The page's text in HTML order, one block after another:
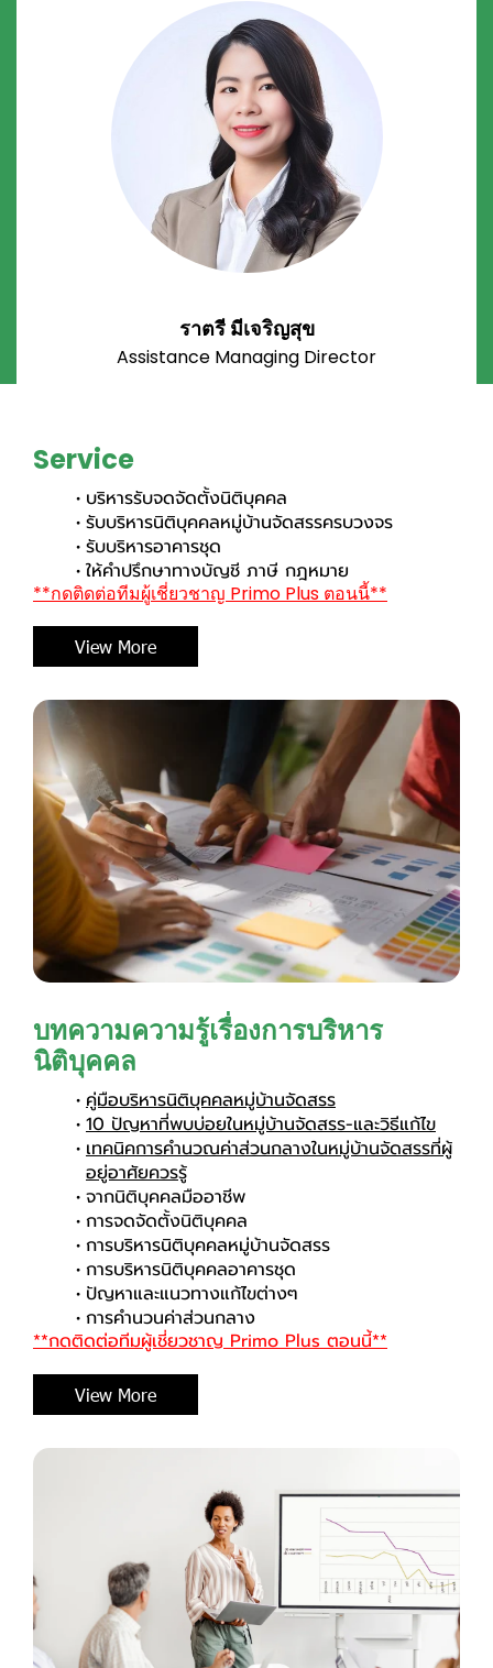
ราตรี มีเจริญสุข
Assistance Managing Director
Service
บริหารรับจดจัดตั้งนิติบุคคล
รับบริหารนิติบุคคลหมู่บ้านจัดสรรครบวงจร
รับบริหารอาคารชุด
ให้คำปรึกษาทางบัญชี ภาษี กฎหมาย
**กดติดต่อทีมผู้เชี่ยวชาญ Primo Plus ตอนนี้**
View More
บทความความรู้เรื่องการบริหาร
นิติบุคคล
คู่มือบริหารนิติบุคคลหมู่บ้านจัดสรร
10 ปัญหาที่พบบ่อยในหมู่บ้านจัดสรร-และวิธีแก้ไข
เทคนิคการคำนวณค่าส่วนกลางในหมู่บ้านจัดสรรที่ผู้
อยู่อาศัยควรรู้
จากนิติบุคคลมืออาชีพ
การจดจัดตั้งนิติบุคคล
การบริหารนิติบุคคลหมู่บ้านจัดสรร
การบริหารนิติบุคคลอาคารชุด
ปัญหาและแนวทางแก้ไขต่างๆ
การคำนวนค่าส่วนกลาง
**กดติดต่อทีมผู้เชี่ยวชาญ Primo Plus ตอนนี้**
View More